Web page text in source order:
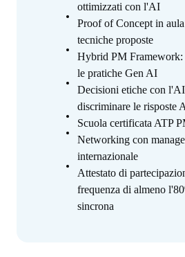
ottimizzati con l'AI
Proof of Concept in
tecniche proposte
Hybrid PM
le pratiche Gen AI
Decisioni etiche con
discriminare le risposte
Scuola certificata ATP
Networking con
internazionale
Attestato di
frequenza di almeno
sincrona